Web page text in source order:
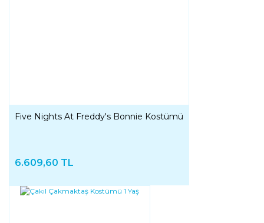
Five Nights At Freddy's Bonnie Kostümü
6.609,60 TL